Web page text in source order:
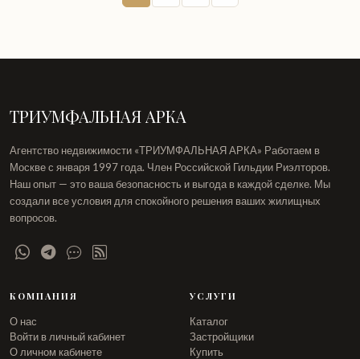
ТРИУМФАЛЬНАЯ АРКА
Агентство недвижимости «ТРИУМФАЛЬНАЯ АРКА» Работаем в
Москве с января 1997 года. Член Российской Гильдии Риэлторов.
Наш опыт — это ваша безопасность и выгода в каждой сделке. Мы
создали все условия для спокойного решения ваших жилищных
вопросов.
КОМПАНИЯ
О нас
Войти в личный кабинет
О личном кабинете
УСЛУГИ
Каталог
Застройщики
Купить